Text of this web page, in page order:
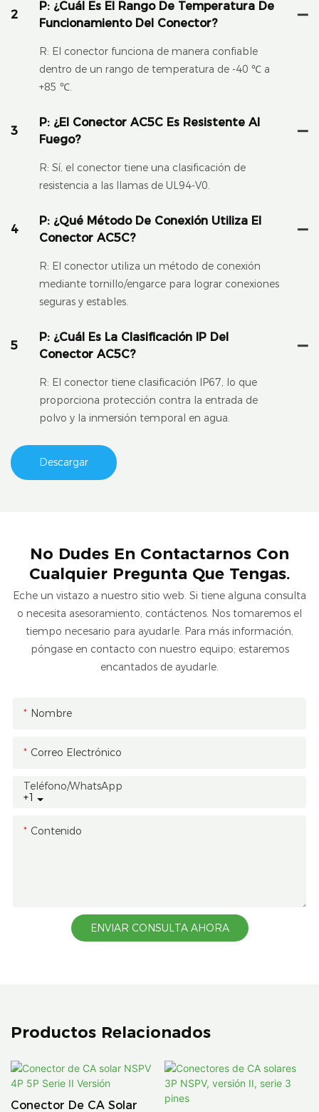
2
P: ¿Cuál Es El Rango De Temperatura De
Funcionamiento Del Conector?
R: El conector funciona de manera confiable
dentro de un rango de temperatura de -40 ℃ a
+85 ℃.
3
P: ¿El Conector AC5C Es Resistente Al
Fuego?
R: Sí, el conector tiene una clasificación de
resistencia a las llamas de UL94-V0.
4
P: ¿Qué Método De Conexión Utiliza El
Conector AC5C?
R: El conector utiliza un método de conexión
mediante tornillo/engarce para lograr conexiones
seguras y estables.
5
P: ¿Cuál Es La Clasificación IP Del
Conector AC5C?
R: El conector tiene clasificación IP67, lo que
proporciona protección contra la entrada de
polvo y la inmersión temporal en agua.
Descargar
No Dudes En Contactarnos Con
Cualquier Pregunta Que Tengas.
Eche un vistazo a nuestro sitio web. Si tiene alguna consulta
o necesita asesoramiento, contáctenos. Nos tomaremos el
tiempo necesario para ayudarle. Para más información,
póngase en contacto con nuestro equipo; estaremos
encantados de ayudarle.
Nombre
Correo Electrónico
+1
Teléfono/WhatsApp
Contenido
ENVIAR CONSULTA AHORA
Productos Relacionados
Conector De CA Solar